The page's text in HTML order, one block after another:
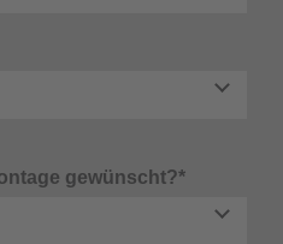
gewünscht?*